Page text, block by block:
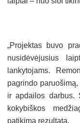
„Projektas buvo
nusidėvėjusius
lankytojams.
pagrindo
ir apdailos darbus.
kokybiškos
patikimą rezultatą.